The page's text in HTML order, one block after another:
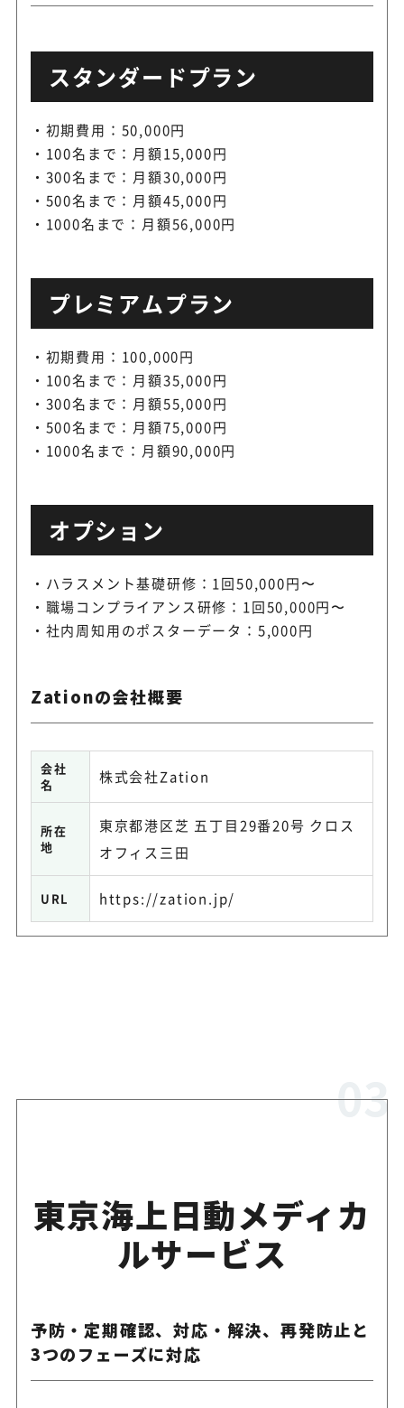
スタンダードプラン
初期費用：50,000円
100名まで：月額15,000円
300名まで：月額30,000円
500名まで：月額45,000円
1000名まで：月額56,000円
プレミアムプラン
初期費用：100,000円
100名まで：月額35,000円
300名まで：月額55,000円
500名まで：月額75,000円
1000名まで：月額90,000円
オプション
ハラスメント基礎研修：1回50,000円〜
職場コンプライアンス研修：1回50,000円〜
社内周知用のポスターデータ：5,000円
Zationの会社概要
会社
名
株式会社Zation
所在
地
東京都港区芝 五丁目29番20号 クロス
オフィス三田
URL https://zation.jp/
東京海上日動メディカ
ルサービス
予防・定期確認、対応・解決、再発防止と
3つのフェーズに対応